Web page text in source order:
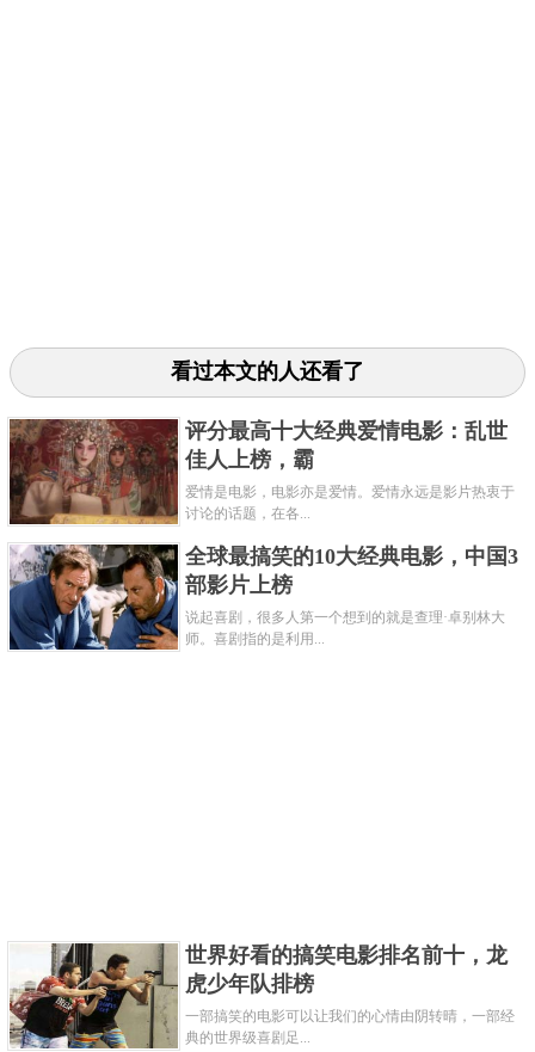
看过本文的人还看了
评分最高十大经典爱情电影：乱世
佳人上榜，霸
爱情是电影，电影亦是爱情。爱情永远是影片热衷于
讨论的话题，在各...
全球最搞笑的10大经典电影，中国3
部影片上榜
说起喜剧，很多人第一个想到的就是查理·卓别林大
师。喜剧指的是利用...
世界好看的搞笑电影排名前十，龙
虎少年队排榜
一部搞笑的电影可以让我们的心情由阴转晴，一部经
典的世界级喜剧足...